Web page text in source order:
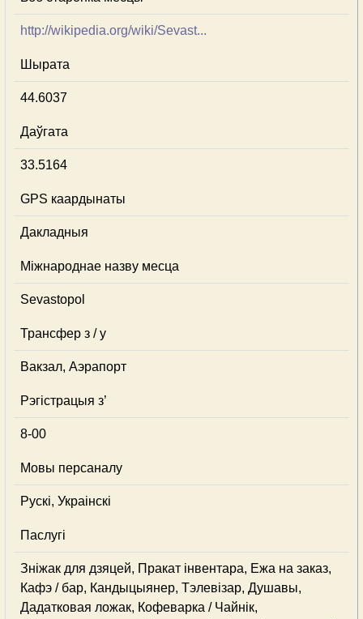
http://wikipedia.org/wiki/Sevast...
Шырата
44.6037
Даўгата
33.5164
GPS каардынаты
Дакладныя
Міжнароднае назву месца
Sevastopol
Трансфер з / у
Вакзал, Аэрапорт
Рэгістрацыя з’
8-00
Мовы персаналу
Рускі, Украінскі
Паслугі
Зніжак для дзяцей, Пракат інвентара, Ежа на заказ,
Кафэ / бар, Кандыцыянер, Тэлевізар, Душавы,
Дадатковая ложак, Кофеварка / Чайнік,